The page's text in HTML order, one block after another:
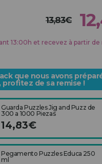
13,83€
13:00h et recevez à partir de
que nous avons
profitez de sa remise !
Guarda Puzzles Jig and Puzz de
300 a 1000 Piezas
14,83€
Pegamento Puzzles Educa 250
ml